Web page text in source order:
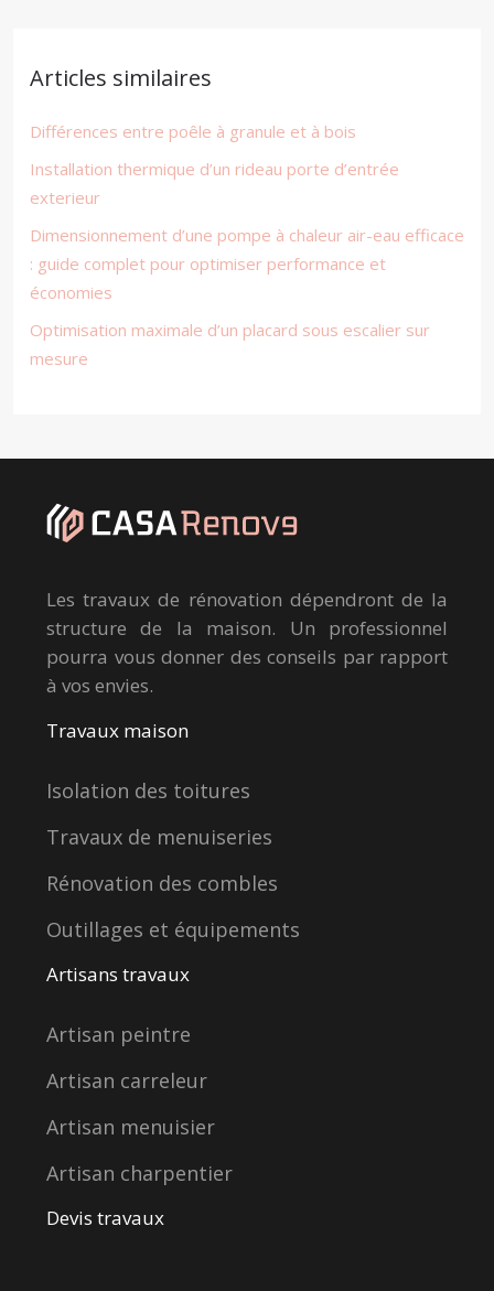
Articles similaires
Différences entre poêle à granule et à bois
Installation thermique d’un rideau porte d’entrée
exterieur
Dimensionnement d’une pompe à chaleur air-eau efficace
: guide complet pour optimiser performance et
économies
Optimisation maximale d’un placard sous escalier sur
mesure
Les travaux de rénovation dépendront de la
structure de la maison. Un professionnel
pourra vous donner des conseils par rapport
à vos envies.
Travaux maison
Isolation des toitures
Travaux de menuiseries
Rénovation des combles
Outillages et équipements
Artisans travaux
Artisan peintre
Artisan carreleur
Artisan menuisier
Artisan charpentier
Devis travaux